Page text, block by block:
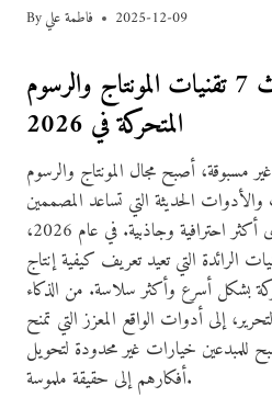
Byفاطمة علي 2025-12-09
اكتشف أحدث 7 تقنيات المونتاج والرسوم
المتحركة في 2026
مسبوقة، أصبح مجال المونتاج والرسوم
والأدوات الحديثة التي تساعد المصممين
والمحررين على تقديم محتوى أكثر احترافية وجاذبية. في عام 2026،
الرائدة التي تعيد تعريف كيفية إنتاج
بشكل أسرع وأكثر سلاسة. من الذكاء
إلى أدوات الواقع المعزز التي تمنح
للمبدعين خيارات غير محدودة لتحويل
أفكارهم إلى حقيقة ملموسة.